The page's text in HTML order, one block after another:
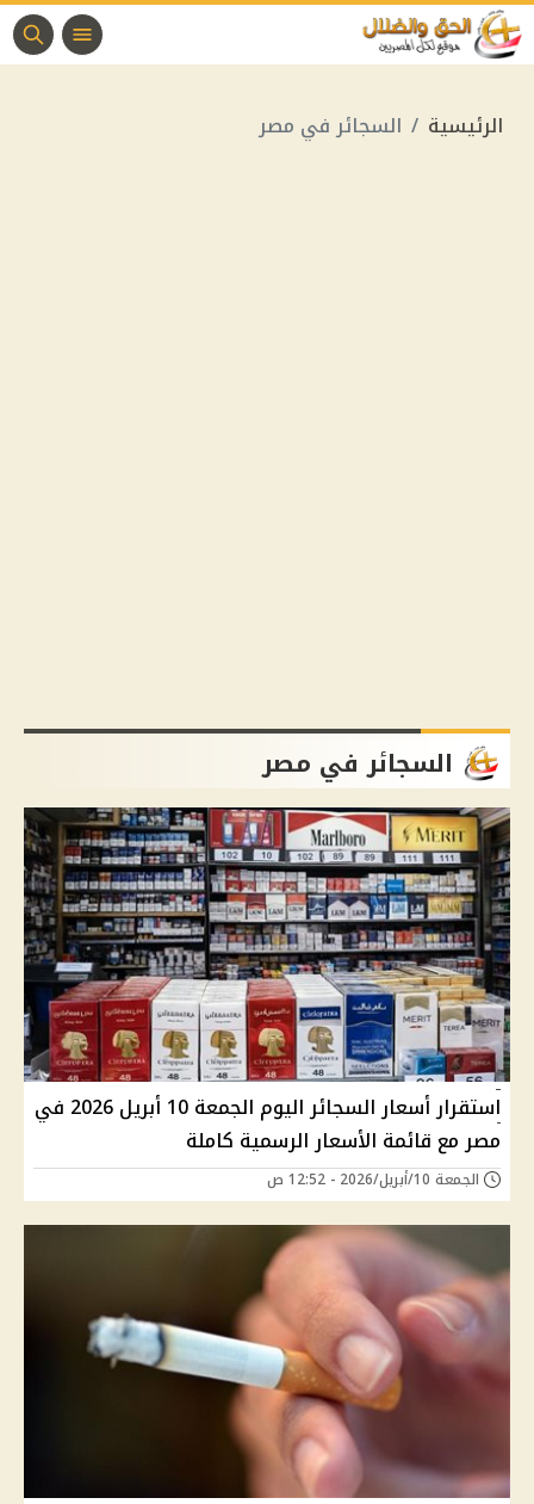
الرئيسية السجائر في مصر
السجائر في مصر
استقرار أسعار السجائر اليوم الجمعة 10 أبريل 2026 في
مصر مع قائمة الأسعار الرسمية كاملة
الجمعة 10/أبريل/2026 - 12:52 ص